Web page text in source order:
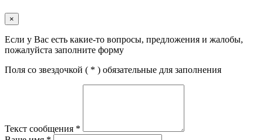
×
Если у Вас есть какие-то вопросы, предложения и жалобы,
пожалуйста заполните форму
Поля со звездочкой ( * ) обязательные для заполнения
Текст сообщения *